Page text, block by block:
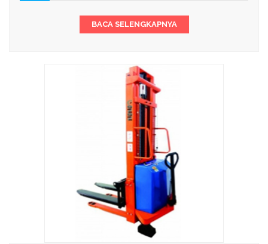
BACA SELENGKAPNYA